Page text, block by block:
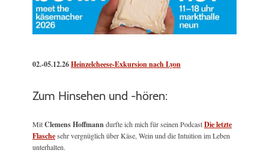
02.-05.12.26Heinzelcheese-Exkursion nach Lyon
Zum Hinsehen und -hören:
MitClemens Hoffmanndurfte ich mich für seinen PodcastDie letzte
Flaschesehr vergnüglich über Käse, Wein und die Intuition im Leben
unterhalten.